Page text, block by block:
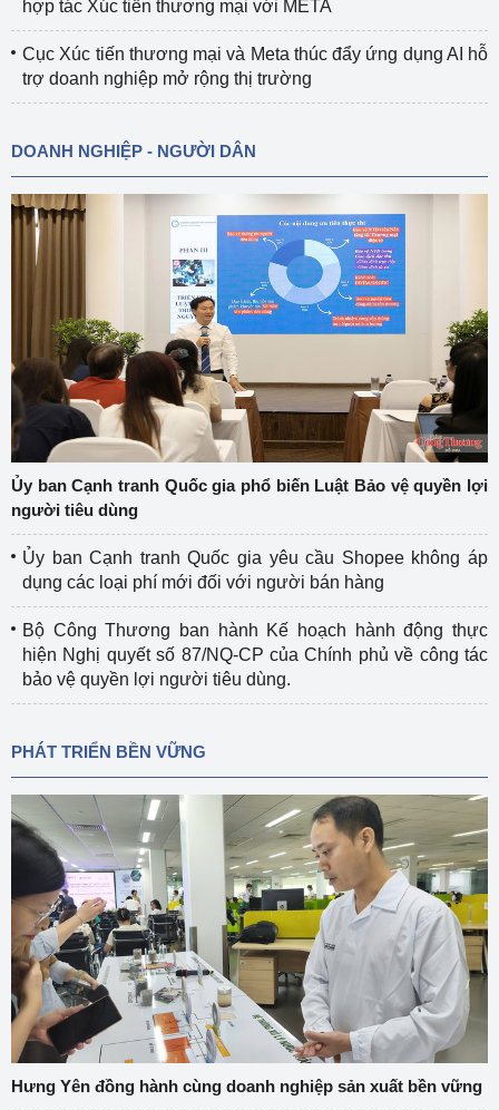
hợp tác Xúc tiến thương mại với META
Cục Xúc tiến thương mại và Meta thúc đẩy ứng dụng AI hỗ
trợ doanh nghiệp mở rộng thị trường
DOANH NGHIỆP - NGƯỜI DÂN
Ủy ban Cạnh tranh Quốc gia phổ biến Luật Bảo vệ quyền lợi
người tiêu dùng
Ủy ban Cạnh tranh Quốc gia yêu cầu Shopee không áp
dụng các loại phí mới đối với người bán hàng
Bộ Công Thương ban hành Kế hoạch hành động thực
hiện Nghị quyết số 87/NQ-CP của Chính phủ về công tác
bảo vệ quyền lợi người tiêu dùng.
PHÁT TRIỂN BỀN VỮNG
Hưng Yên đồng hành cùng doanh nghiệp sản xuất bền vững